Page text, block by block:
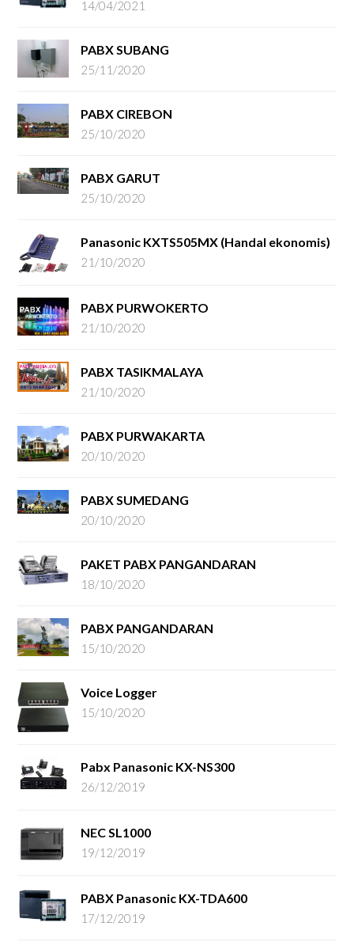
14/04/2021
PABX SUBANG
25/11/2020
PABX CIREBON
25/10/2020
PABX GARUT
25/10/2020
Panasonic KXTS505MX (Handal ekonomis)
21/10/2020
PABX PURWOKERTO
21/10/2020
PABX TASIKMALAYA
21/10/2020
PABX PURWAKARTA
20/10/2020
PABX SUMEDANG
20/10/2020
PAKET PABX PANGANDARAN
18/10/2020
PABX PANGANDARAN
15/10/2020
Voice Logger
15/10/2020
Pabx Panasonic KX-NS300
26/12/2019
NEC SL1000
19/12/2019
PABX Panasonic KX-TDA600
17/12/2019